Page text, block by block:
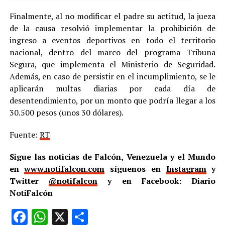
Finalmente, al no modificar el padre su actitud, la jueza
de la causa resolvió implementar la prohibición de
ingreso a eventos deportivos en todo el territorio
nacional, dentro del marco del programa Tribuna
Segura, que implementa el Ministerio de Seguridad.
Además, en caso de persistir en el incumplimiento, se le
aplicarán multas diarias por cada día de
desentendimiento, por un monto que podría llegar a los
30.500 pesos (unos 30 dólares).
Fuente: RT
Sigue las noticias de Falcón, Venezuela y el Mundo
enwww.notifalcon.com síguenos en Instagramy
Twitter @notifalcon y en Facebook: Diario
NotiFalcón
Facebook
WhatsApp
X Compartir